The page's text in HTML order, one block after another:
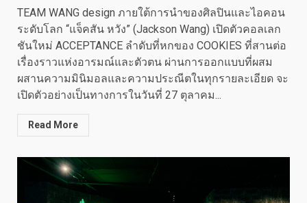
TEAM WANG design ภายใต้การนำของศิลปินและไอคอน
ระดับโลก “แจ็คสัน หวัง” (Jackson Wang) เปิดตัวคอลเลก
ชันใหม่ ACCEPTANCE ลำดับที่หกของ COOKIES ที่สานต่อ
เรื่องราวแห่งอารมณ์และตัวตน ผ่านการออกแบบที่ผสม
ผสานความมินิมอลและความประณีตในทุกรายละเอียด จะ
เปิดตัวอย่างเป็นทางการในวันที่ 27 ตุลาคม...
Read More